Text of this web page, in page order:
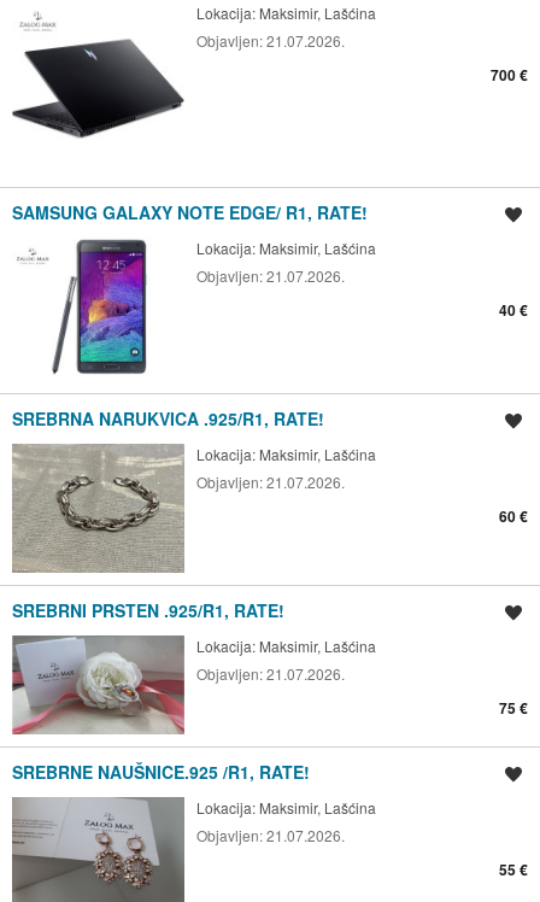
Lokacija: Maksimir, Lašćina
Objavljen:21.07.2026.
700 €
SAMSUNG GALAXY NOTE EDGE/ R1, RATE!
Lokacija: Maksimir, Lašćina
Objavljen:21.07.2026.
40 €
SREBRNA NARUKVICA .925/R1, RATE!
Lokacija: Maksimir, Lašćina
Objavljen:21.07.2026.
60 €
SREBRNI PRSTEN .925/R1, RATE!
Lokacija: Maksimir, Lašćina
Objavljen:21.07.2026.
75 €
SREBRNE NAUŠNICE.925 /R1, RATE!
Lokacija: Maksimir, Lašćina
Objavljen:21.07.2026.
55 €